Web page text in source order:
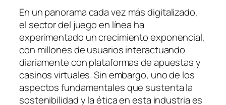
En un panorama cada vez más digitalizado,
el sector del juego en línea ha
experimentado un crecimiento exponencial,
con millones de usuarios interactuando
diariamente con plataformas de apuestas y
casinos virtuales. Sin embargo, uno de los
aspectos fundamentales que sustenta la
sostenibilidad y la ética en esta industria es